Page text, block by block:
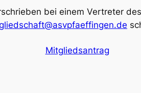
bei einem Vertreter
Mitgliedsantrag